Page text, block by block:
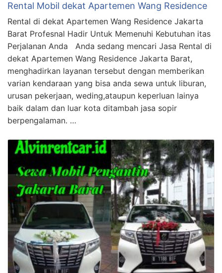
Rental Mobil dekat Apartemen Wang Residence
Rental di dekat Apartemen Wang Residence Jakarta
Barat Profesnal Hadir Untuk Memenuhi Kebutuhan itas
Perjalanan Anda Anda sedang mencari Jasa Rental di
dekat Apartemen Wang Residence Jakarta Barat,
menghadirkan layanan tersebut dengan memberikan
varian kendaraan yang bisa anda sewa untuk liburan,
urusan pekerjaan, weding,ataupun keperluan lainya
baik dalam dan luar kota ditambah jasa sopir
berpengalaman. …